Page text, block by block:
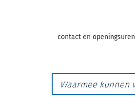
contact en openingsuren
kunnen